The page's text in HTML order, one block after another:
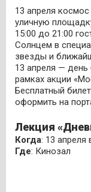
13 апреля
уличную
15:00 до 21:00
Солнцем в
звезды и
13 апреля — день
рамках акции
Бесплатный
оформить на
Лекция
Когда: 13 апреля
Где: Кинозал